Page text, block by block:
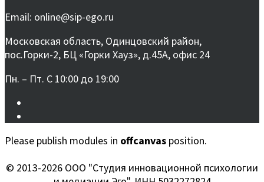
Email: online@sip-ego.ru
Московская область, Одинцовский район,
пос.Горки-2, БЦ «Горки Хауз», д.45А, офис 24
Пн. – Пт. С 10:00 до 19:00
Please publish modules in offcanvas position.
© 2013-2026 ООО "Студия инновационной психологии